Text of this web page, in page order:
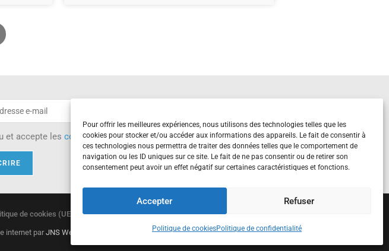
Pour offrir les meilleures expériences, nous utilisons des technologies telles que les
cookies pour stocker et/ou accéder aux informations des appareils. Le fait de consentir à
ces technologies nous permettra de traiter des données telles que le comportement de
navigation ou les ID uniques sur ce site. Le fait de ne pas consentir ou de retirer son
consentement peut avoir un effet négatif sur certaines caractéristiques et fonctions.
Accepter Refuser
Politique de cookiesPolitique de confidentialité
et accepte les conditions d'utilisation.
de cookies (UE)
internet parJNS WebDesign